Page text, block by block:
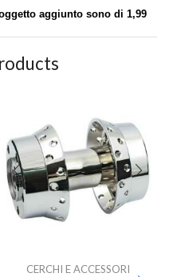
aggiunto sono di 1,99
CERCHI E ACCESSORI